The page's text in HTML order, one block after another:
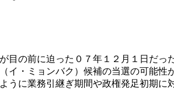
の前に迫った０７年１２月１日だ
・ミョンバク）候補の当選の可能
に業務引継ぎ期間や政権発足初期